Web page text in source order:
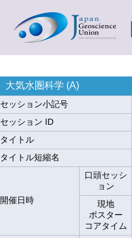
大気水圏科学 (A)
セッション小記号
セッション ID
タイトル
タイトル短縮名
開催日時
口頭セッシ
ョン
現地
ポスター
コアタイム